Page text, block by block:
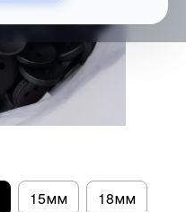
15мм 18мм